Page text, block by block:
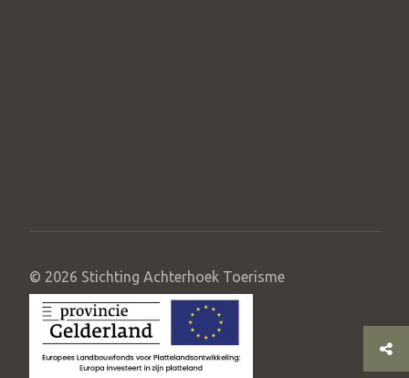
© 2026 Stichting Achterhoek Toerisme